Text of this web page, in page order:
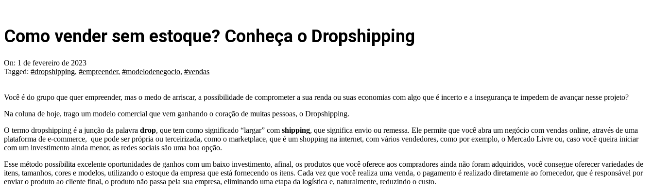
Como vender sem estoque? Conheça o Dropshipping
On: 1 de fevereiro de 2023
Tagged: #dropshipping, #empreender, #modelodenegocio, #vendas
Você é do grupo que quer empreender, mas o medo de arriscar, a possibilidade de comprometer a sua renda ou suas economias com algo que é incerto e a insegurança te impedem de avançar nesse projeto?
Na coluna de hoje, trago um modelo comercial que vem ganhando o coração de muitas pessoas, o Dropshipping.
O termo dropshipping é a junção da palavra drop, que tem como significado “largar” com shipping, que significa envio ou remessa. Ele permite que você abra um negócio com vendas online, através de uma
plataforma de e-commerce, que pode ser própria ou terceirizada, como o marketplace, que é um shopping na internet, com vários vendedores, como por exemplo, o Mercado Livre ou, caso você queira iniciar
com um investimento ainda menor, as redes sociais são uma boa opção.
Esse método possibilita excelente oportunidades de ganhos com um baixo investimento, afinal, os produtos que você oferece aos compradores ainda não foram adquiridos, você consegue oferecer variedades de
itens, tamanhos, cores e modelos, utilizando o estoque da empresa que está fornecendo os itens. Cada vez que você realiza uma venda, o pagamento é realizado diretamente ao fornecedor, que é responsável por
enviar o produto ao cliente final, o produto não passa pela sua empresa, eliminando uma etapa da logística e, naturalmente, reduzindo o custo.